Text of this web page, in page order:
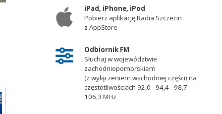
iPad, iPhone, iPod
Pobierz aplikację Radia Szczecin
z AppStore
Odbiornik FM
Słuchaj w województwie
zachodniopomorskiem
(z wyłączeniem wschodniej części) na
częstotliwościach 92,0 - 94,4 - 98,7 -
106,3 MHz